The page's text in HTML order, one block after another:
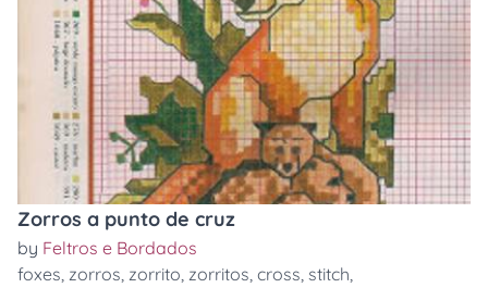
Zorros a punto de cruz
by Feltros e Bordados
foxes, zorros, zorrito, zorritos, cross, stitch,